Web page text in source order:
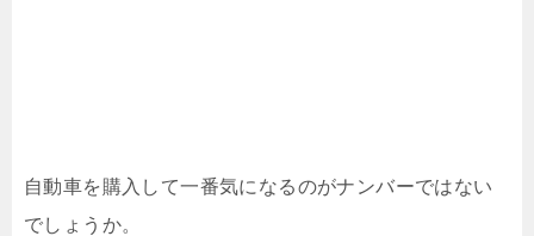
自動車を購入して一番気になるのがナンバーではない
でしょうか。